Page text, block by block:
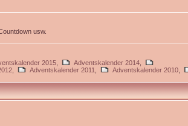
usw.
2015 Adventskalender 2014
Adventskalender 2011 Adventskalender 2010